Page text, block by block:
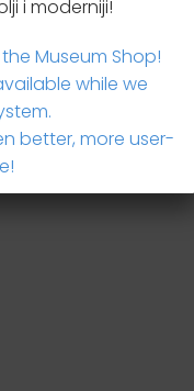
i moderniji!
Museum Shop!
while we
better, more user-